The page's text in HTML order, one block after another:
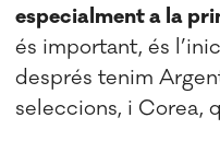
especialment a la
és important, és
després tenim
seleccions, i Corea,